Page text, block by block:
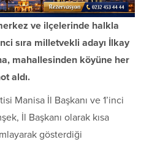
ve ilçelerinde halkla
sıra milletvekli adayı İlkay
mahallesinden köyüne her
aldı.
Manisa İl Başkanı ve 1’inci
İl Başkanı olarak kısa
gösterdiği